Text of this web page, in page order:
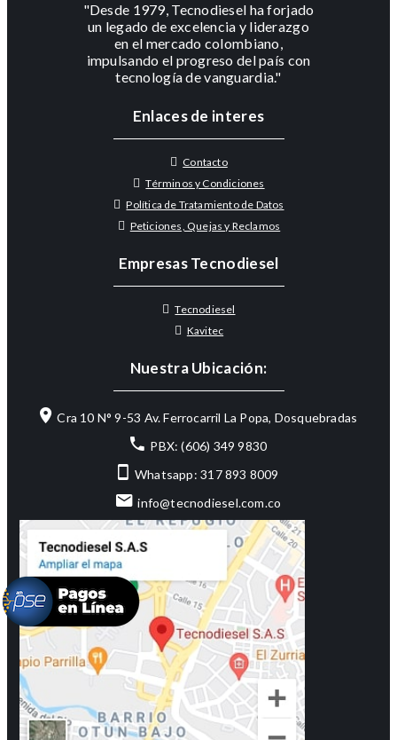
"Desde 1979, Tecnodiesel ha forjado
un legado de excelencia y liderazgo
en el mercado colombiano,
impulsando el progreso del país con
tecnología de vanguardia."
Enlaces de interes
Contacto
Términos y Condiciones
Política de Tratamiento de Datos
Peticiones, Quejas y Reclamos
Empresas Tecnodiesel
Tecnodiesel
Kavitec
Nuestra Ubicación:
Cra 10 N° 9-53 Av. Ferrocarril La Popa, Dosquebradas
PBX: (606) 349 9830
Whatsapp: 317 893 8009
info@tecnodiesel.com.co